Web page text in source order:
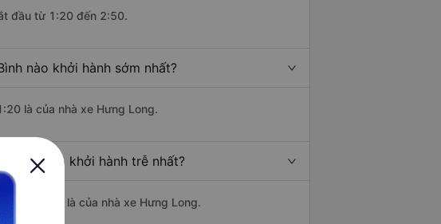
đầu từ 1:20 đến 2:50.
nào khởi hành sớm nhất?
là của nhà xe Hưng Long.
Tĩnh nào khởi hành trễ nhất?
lúc 2:50 là của nhà xe Hưng Long.